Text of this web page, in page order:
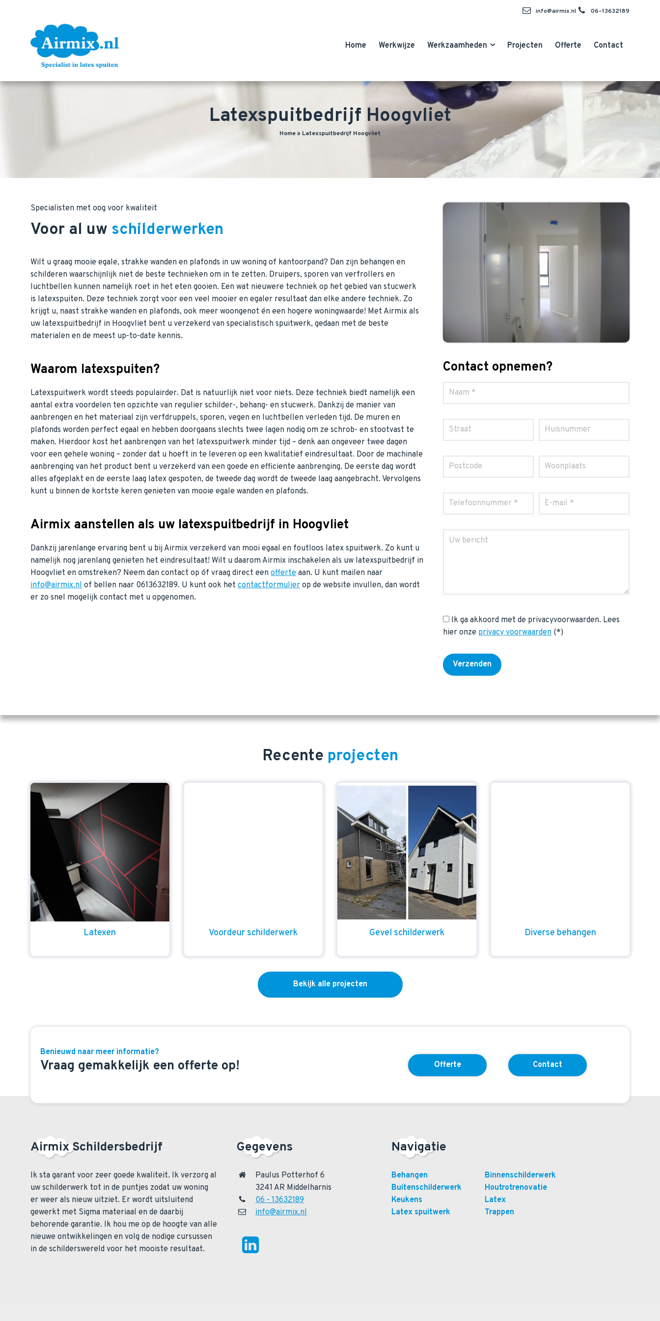
info@airmix.nl 06–13632189
Home Werkwijze Werkzaamheden Projecten Offerte Contact
Latexspuitbedrijf Hoogvliet
Home» Latexspuitbedrijf Hoogvliet
Specialisten met oog voor kwaliteit
Voor al uw schilderwerken
Wilt u graag mooie egale, strakke wanden en plafonds in uw woning of kantoorpand? Dan zijn behangen en
schilderen waarschijnlijk niet de beste technieken om in te zetten. Druipers, sporen van verfrollers en
luchtbellen kunnen namelijk roet in het eten gooien. Een wat nieuwere techniek op het gebied van stucwerk
is latexspuiten. Deze techniek zorgt voor een veel mooier en egaler resultaat dan elke andere techniek. Zo
krijgt u, naast strakke wanden en plafonds, ook meer woongenot én een hogere woningwaarde! Met Airmix als
uw latexspuitbedrijf in Hoogvliet bent u verzekerd van specialistisch spuitwerk, gedaan met de beste
materialen en de meest up-to-date kennis.
Waarom latexspuiten?
Latexspuitwerk wordt steeds populairder. Dat is natuurlijk niet voor niets. Deze techniek biedt namelijk een
aantal extra voordelen ten opzichte van regulier schilder-, behang- en stucwerk. Dankzij de manier van
aanbrengen en het materiaal zijn verfdruppels, sporen, vegen en luchtbellen verleden tijd. De muren en
plafonds worden perfect egaal en hebben doorgaans slechts twee lagen nodig om ze schrob- en stootvast te
maken. Hierdoor kost het aanbrengen van het latexspuitwerk minder tijd – denk aan ongeveer twee dagen
voor een gehele woning – zonder dat u hoeft in te leveren op een kwalitatief eindresultaat. Door de machinale
aanbrenging van het product bent u verzekerd van een goede en efficiente aanbrenging. De eerste dag wordt
alles afgeplakt en de eerste laag latex gespoten, de tweede dag wordt de tweede laag aangebracht. Vervolgens
kunt u binnen de kortste keren genieten van mooie egale wanden en plafonds.
Airmix aanstellen als uw latexspuitbedrijf in Hoogvliet
Dankzij jarenlange ervaring bent u bij Airmix verzekerd van mooi egaal en foutloos latex spuitwerk. Zo kunt u
namelijk nog jarenlang genieten het eindresultaat! Wilt u daarom Airmix inschakelen als uw latexspuitbedrijf in
Hoogvliet en omstreken? Neem dan contact op óf vraag direct een offerte aan. U kunt mailen naar
info@airmix.nl of bellen naar 0613632189. U kunt ook het contactformulier op de website invullen, dan wordt
er zo snel mogelijk contact met u opgenomen.
Contact opnemen?
Ik ga akkoord met de privacyvoorwaarden. Lees
hier onze privacy voorwaarden (*)
Recente projecten
Latexen Voordeur schilderwerk Gevel schilderwerk Diverse behangen
Bekijk alle projecten
Benieuwd naar meer informatie?
Vraag gemakkelijk een offerte op! Offerte Contact
Airmix Schildersbedrijf
Ik sta garant voor zeer goede kwaliteit. Ik verzorg al
uw schilderwerk tot in de puntjes zodat uw woning
er weer als nieuw uitziet. Er wordt uitsluitend
gewerkt met Sigma materiaal en de daarbij
behorende garantie. Ik hou me op de hoogte van alle
nieuwe ontwikkelingen en volg de nodige cursussen
in de schilderswereld voor het mooiste resultaat.
Gegevens
Paulus Potterhof 6
3241 AR Middelharnis
06 - 13632189
info@airmix.nl
Navigatie
Behangen
Binnenschilderwerk
Buitenschilderwerk
Houtrotrenovatie
Keukens
Latex
Latex spuitwerk
Trappen